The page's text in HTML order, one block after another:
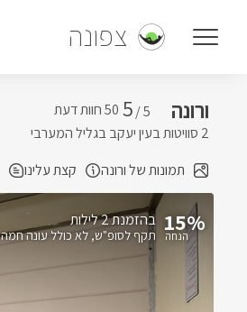
צפונה
ורונה 5 /
5
2 סוויטות בעין יעקב בגליל המערבי
תמונות של ורונה
קצת עלינו
15% בהזמנת 2 לילות
תקף לסופ"ש לא כולל עונה חמה